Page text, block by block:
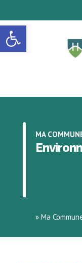
Ouvrir la barre d’outils
MA
» Ma